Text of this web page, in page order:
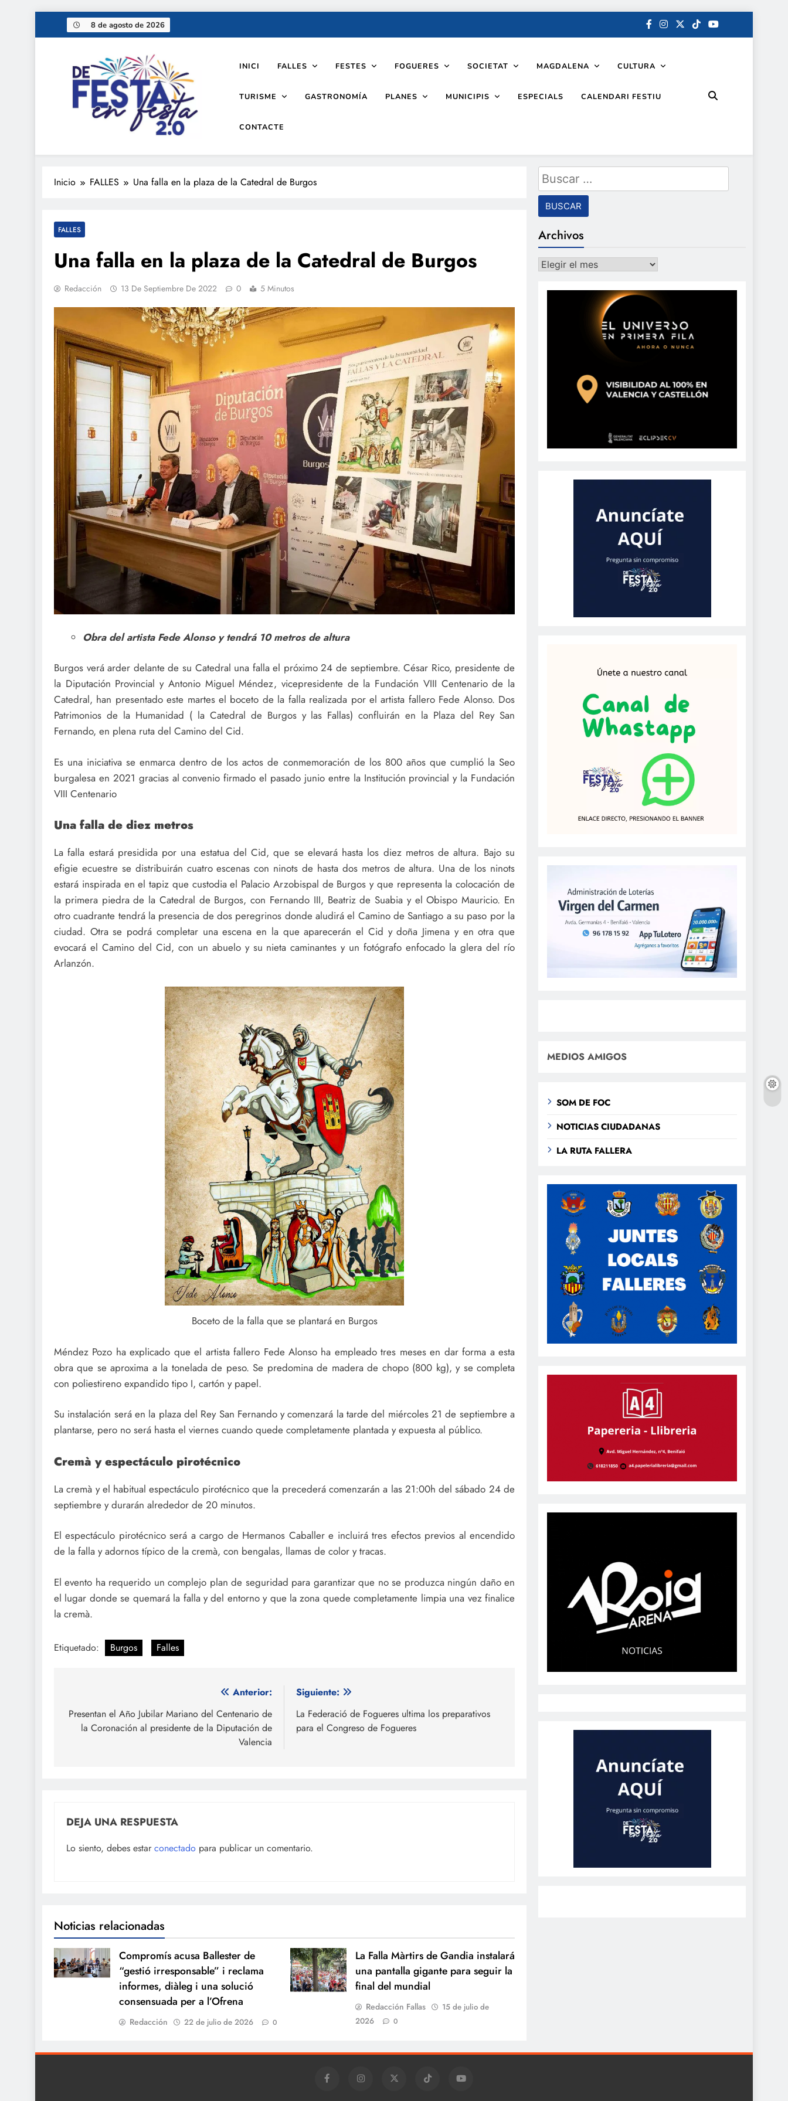
8 de agosto de 2026
De festa en festa 2.0
INICI FALLES FESTES FOGUERES SOCIETAT MAGDALENA CULTURA
TURISME GASTRONOMÍA PLANES MUNICIPIS ESPECIALS CALENDARI FESTIU
CONTACTE
Inicio FALLES Una falla en la plaza de la Catedral de Burgos
FALLES
Una falla en la plaza de la Catedral de Burgos
Redacción 13 De Septiembre De 2022 0 5 Minutos
Obra del artista Fede Alonso y tendrá 10 metros de altura
Burgos verá arder delante de su Catedral una falla el próximo 24 de septiembre. César Rico, presidente de
la Diputación Provincial y Antonio Miguel Méndez, vicepresidente de la Fundación VIII Centenario de la
Catedral, han presentado este martes el boceto de la falla realizada por el artista fallero Fede Alonso. Dos
Patrimonios de la Humanidad ( la Catedral de Burgos y las Fallas) confluirán en la Plaza del Rey San
Fernando, en plena ruta del Camino del Cid.
Es una iniciativa se enmarca dentro de los actos de conmemoración de los 800 años que cumplió la Seo
burgalesa en 2021 gracias al convenio firmado el pasado junio entre la Institución provincial y la Fundación
VIII Centenario
Una falla de diez metros
La falla estará presidida por una estatua del Cid, que se elevará hasta los diez metros de altura. Bajo su
efigie ecuestre se distribuirán cuatro escenas con ninots de hasta dos metros de altura. Una de los ninots
estará inspirada en el tapiz que custodia el Palacio Arzobispal de Burgos y que representa la colocación de
la primera piedra de la Catedral de Burgos, con Fernando III, Beatriz de Suabia y el Obispo Mauricio. En
otro cuadrante tendrá la presencia de dos peregrinos donde aludirá el Camino de Santiago a su paso por la
ciudad. Otra se podrá completar una escena en la que aparecerán el Cid y doña Jimena y en otra que
evocará el Camino del Cid, con un abuelo y su nieta caminantes y un fotógrafo enfocado la glera del río
Arlanzón.
Boceto de la falla que se plantará en Burgos
Méndez Pozo ha explicado que el artista fallero Fede Alonso ha empleado tres meses en dar forma a esta
obra que se aproxima a la tonelada de peso. Se predomina de madera de chopo (800 kg), y se completa
con poliestireno expandido tipo I, cartón y papel.
Su instalación será en la plaza del Rey San Fernando y comenzará la tarde del miércoles 21 de septiembre a
plantarse, pero no será hasta el viernes cuando quede completamente plantada y expuesta al público.
Cremà y espectáculo pirotécnico
La cremà y el habitual espectáculo pirotécnico que la precederá comenzarán a las 21:00h del sábado 24 de
septiembre y durarán alrededor de 20 minutos.
El espectáculo pirotécnico será a cargo de Hermanos Caballer e incluirá tres efectos previos al encendido
de la falla y adornos típico de la cremà, con bengalas, llamas de color y tracas.
El evento ha requerido un complejo plan de seguridad para garantizar que no se produzca ningún daño en
el lugar donde se quemará la falla y del entorno y que la zona quede completamente limpia una vez finalice
la cremà.
Etiquetado: Burgos Falles
de
entradas
Anterior:
Presentan el Año Jubilar Mariano del Centenario de
la Coronación al presidente de la Diputación de
Valencia
Siguiente:
La Federació de Fogueres ultima los preparativos
para el Congreso de Fogueres
DEJA UNA RESPUESTA
Lo siento, debes estar conectado para publicar un comentario.
Noticias relacionadas
Compromís acusa Ballester de
“gestió irresponsable” i reclama
informes, diàleg i una solució
consensuada per a l’Ofrena
Redacción 22 de julio de 2026 0
La Falla Màrtirs de Gandia instalará
una pantalla gigante para seguir la
final del mundial
Redacción Fallas
15 de julio de
2026
0
Buscar:
Archivos
Archivos
MEDIOS AMIGOS
SOM DE FOC
NOTICIAS CIUDADANAS
LA RUTA FALLERA